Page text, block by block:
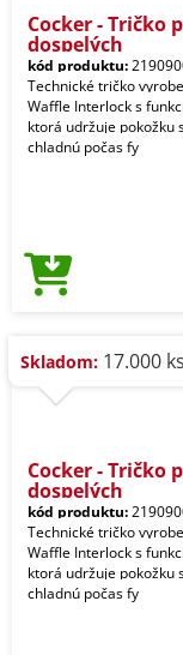
Cocker - Tričko
dospelých
kód produktu:
Technické tričko
Waffle Interlock s
ktorá udržuje pokožku
chladnú počas fy
Skladom: 17.000 ks
Cocker - Tričko
dospelých
kód produktu:
Technické tričko
Waffle Interlock s
ktorá udržuje pokožku
chladnú počas fy